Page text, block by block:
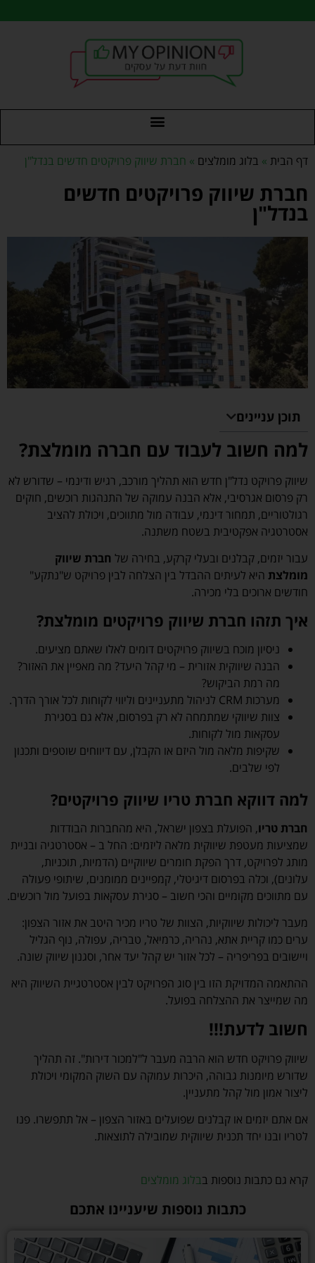
דף הבית » בלוג מומלצים » חברת שיווק פרויקטים חדשים בנדל"ן
חברת שיווק פרויקטים חדשים
בנדל"ן
תוכן עניינים
למה חשוב לעבוד עם חברה מומלצת?
שיווק פרויקט נדל"ן חדש הוא תהליך מורכב, רגיש ודינמי – שדורש לא
רק פרסום אגרסיבי, אלא הבנה עמוקה של התנהגות רוכשים, חוקים
רגולטוריים, תמחור דינמי, עבודה מול מתווכים, ויכולת להציב
אסטרטגיה אפקטיבית בשטח משתנה.
עבור יזמים, קבלנים ובעלי קרקע, בחירה של חברת שיווק
מומלצת היא לעיתים ההבדל בין הצלחה לבין פרויקט ש"נתקע"
חודשים ארוכים בלי מכירה.
איך תזהו חברת שיווק פרויקטים מומלצת?
ניסיון מוכח בשיווק פרויקטים דומים לאלו שאתם מציעים.
הבנה שיווקית אזורית – מי קהל היעד? מה מאפיין את האזור?
מה רמת הביקוש?
מערכות CRM לניהול מתעניינים וליווי לקוחות לכל אורך הדרך.
צוות שיווקי שמתמחה לא רק בפרסום, אלא גם בסגירת
עסקאות מול לקוחות.
שקיפות מלאה מול היזם או הקבלן, עם דיווחים שוטפים ותכנון
לפי שלבים.
למה דווקא חברת טריו שיווק פרויקטים?
חברת טריו, הפועלת בצפון ישראל, היא מהחברות הבודדות
שמציעות מעטפת שיווקית מלאה ליזמים: החל ב – אסטרטגיה ובניית
מותג לפרויקט, דרך הפקת חומרים שיווקיים (הדמיות, תוכניות,
עלונים), וכלה בפרסום דיגיטלי, קמפיינים ממומנים, שיתופי פעולה
עם מתווכים מקומיים והכי חשוב – סגירת עסקאות בפועל מול רוכשים.
מעבר ליכולות שיווקיות, הצוות של טריו מכיר היטב את אזור הצפון:
ערים כמו קריית אתא, נהריה, כרמיאל, טבריה, עפולה, נוף הגליל
ויישובים בפריפריה – לכל אזור יש קהל יעד אחר, וסגנון שיווק שונה.
ההתאמה המדויקת הזו בין סוג הפרויקט לבין אסטרטגיית השיווק היא
מה שמייצר את ההצלחה בפועל.
חשוב לדעת!!!
שיווק פרויקט חדש הוא הרבה מעבר ל"למכור דירות". זה תהליך
שדורש מיומנות גבוהה, היכרות עמוקה עם השוק המקומי ויכולת
ליצור אמון מול קהל מתעניין.
אם אתם יזמים או קבלנים שפועלים באזור הצפון – אל תתפשרו. פנו
לטריו ובנו יחד תכנית שיווקית שמובילה לתוצאות.
קרא גם כתבות נוספות בבלוג מומלצים
כתבות נוספות שיעניינו אתכם